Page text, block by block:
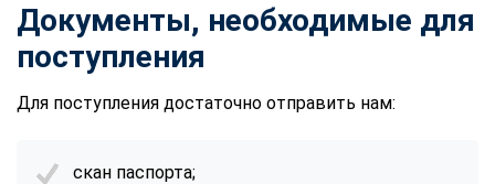
Документы, необходимые для
поступления
Для поступления достаточно отправить нам:
скан паспорта;